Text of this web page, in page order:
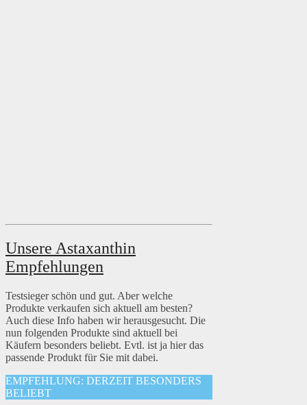
Unsere Astaxanthin
Empfehlungen
Testsieger schön und gut. Aber welche
Produkte verkaufen sich aktuell am besten?
Auch diese Info haben wir herausgesucht. Die
nun folgenden Produkte sind aktuell bei
Käufern besonders beliebt. Evtl. ist ja hier das
passende Produkt für Sie mit dabei.
EMPFEHLUNG: DERZEIT BESONDERS
BELIEBT